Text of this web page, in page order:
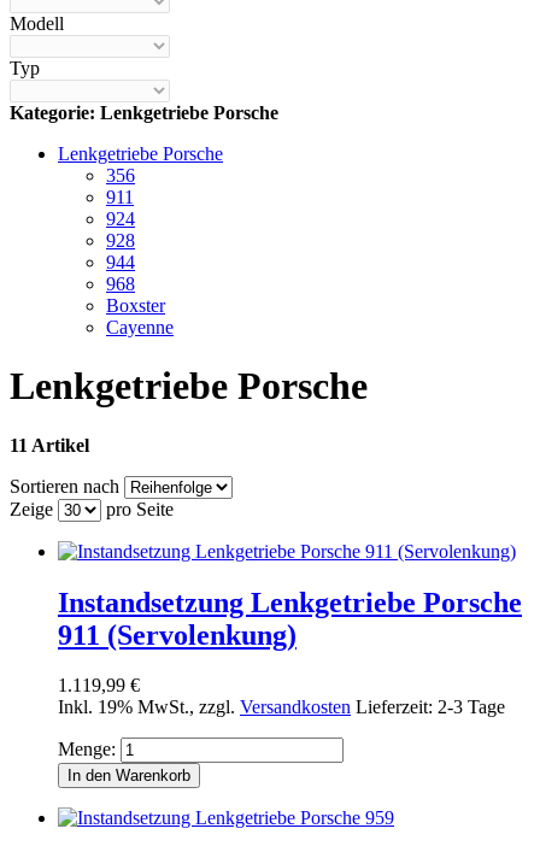
Modell
Typ
Kategorie: Lenkgetriebe Porsche
Lenkgetriebe Porsche
356
911
924
928
944
968
Boxster
Cayenne
Lenkgetriebe Porsche
11 Artikel
Sortieren nach
Zeige
pro Seite
Instandsetzung Lenkgetriebe Porsche
911 (Servolenkung)
1.119,99 €
Inkl. 19% MwSt., zzgl. Versandkosten Lieferzeit: 2-3 Tage
Menge:
In den Warenkorb